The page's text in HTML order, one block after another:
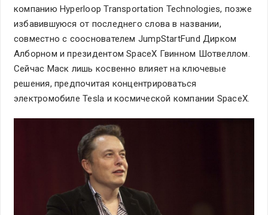
компанию Hyperloop Transportation Technologies, позже
избавившуюся от последнего слова в названии,
совместно с сооснователем JumpStartFund Дирком
Алборном и президентом SpaceX Гвинном Шотвеллом.
Сейчас Маск лишь косвенно влияет на ключевые
решения, предпочитая концентрироваться
электромобиле Tesla и космической компании SpaceX.